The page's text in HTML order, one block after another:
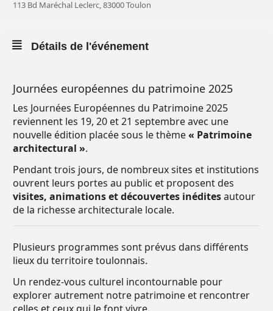
113 Bd Maréchal Leclerc, 83000 Toulon
Détails de l'événement
Journées européennes du patrimoine 2025
Les Journées Européennes du Patrimoine 2025
reviennent les 19, 20 et 21 septembre avec une
nouvelle édition placée sous le thème« Patrimoine
architectural ».
Pendant trois jours, de nombreux sites et institutions
ouvrent leurs portes au public et proposent des
visites, animations et découvertes inéditesautour
de la richesse architecturale locale.
Plusieurs programmes sont prévus dans différents
lieux du territoire toulonnais.
Un rendez-vous culturel incontournable pour
explorer autrement notre patrimoine et rencontrer